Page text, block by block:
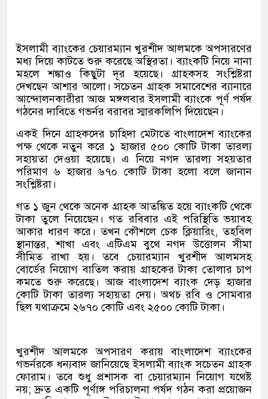
ইসলামী ব্যাংকের চেয়ারম্যান খুরশীদ আলমকে অপসারণের
মধ্য দিয়ে কাটতে শুরু করেছে অস্থিরতা। ব্যাংকটি নিয়ে নানা
মহলে শঙ্কাও কিছুটা দূর হয়েছে। গ্রাহকসহ সংশ্লিষ্টরা
দেখছেন আশার আলো। সচেতন গ্রাহক সমাবেশের ব্যানারে
আন্দোলনকারীরা আজ মঙ্গলবার ইসলামী ব্যাংকে পূর্ণ পর্ষদ
গঠনের দাবিতে গভর্নর বরাবর স্মারকলিপি দিয়েছেন।
একই দিনে গ্রাহকদের চাহিদা মেটাতে বাংলাদেশ ব্যাংকের
পক্ষ থেকে নতুন করে ১ হাজার ৫০০ কোটি টাকা তারল্য
সহায়তা দেওয়া হয়েছে। এ নিয়ে নগদ তারল্য সহয়তার
পরিমাণ ৬ হাজার ৬৭০ কোটি টাকা হলো বলে জানান
সংশ্লিষ্টরা।
গত ১ জুন থেকে অনেক গ্রাহক আতঙ্কিত হয়ে ব্যাংকটি থেকে
টাকা তুলে নিয়েছেন। গত রবিবার এই পরিস্থিতি ভয়াবহ
আকার ধারণ করে। তখন কৌশলে চেক ক্লিয়ারিং, তহবিল
স্থানান্তর, শাখা এবং এটিএম বুথে নগদ উত্তোলন সীমা
সীমিত রাখা হয়। তবে চেয়ারম্যান খুরশীদ আলমসহ
বোর্ডের নিয়োগ বাতিল করায় গ্রাহকের টাকা তোলার চাপ
কমতে শুরু করেছে। আজ বাংলাদেশ ব্যাংক দেড় হাজার
কোটি টাকা তারল্য সহায়তা দেয়। অথচ রবি ও সোমবার
ছিল যথাক্রমে ২৬৭০ কোটি এবং ২৫০০ কোটি টাকা।
খুরশীদ আলমকে অপসারণ করায় বাংলাদেশ ব্যাংকের
গভর্নরকে ধন্যবাদ জানিয়েছে ইসলামী ব্যাংক সচেতন গ্রাহক
ফোরাম। তবে শুধু প্রশাসক বা চেয়ারম্যান নিয়োগ যথেষ্ট
নয়; দ্রুত একটি পূর্ণাঙ্গ পরিচালনা পর্ষদ গঠন করা প্রয়োজন